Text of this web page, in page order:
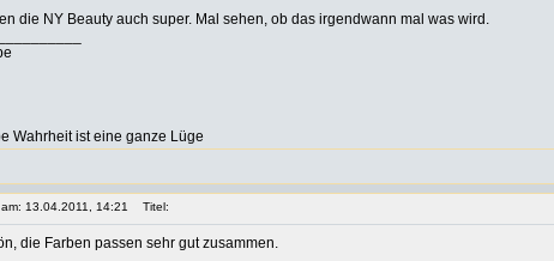
die NY Beauty auch super. Mal sehen, ob das irgendwann mal was wird.
Wahrheit ist eine ganze Lüge
13.04.2011, 14:21 Titel:
die Farben passen sehr gut zusammen.